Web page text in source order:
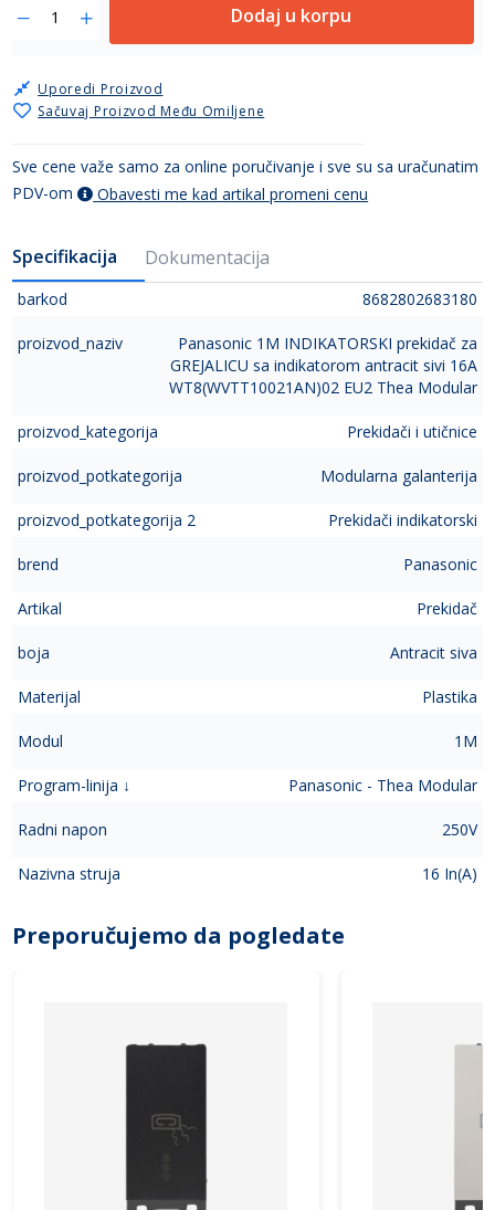
Dodaj u korpu
Sačuvaj Proizvod Među Omiljene
Uporedi Proizvod
Sve cene važe samo za online poručivanje i sve su sa uračunatim
PDV-om
Obavesti me kad artikal promeni cenu
Specifikacija Dokumentacija
barkod 8682802683180
proizvod_naziv
Panasonic 1M INDIKATORSKI prekidač za
GREJALICU sa indikatorom antracit sivi 16A
WT8(WVTT10021AN)02 EU2 Thea Modular
proizvod_kategorija Prekidači i utičnice
proizvod_potkategorija Modularna galanterija
proizvod_potkategorija 2 Prekidači indikatorski
brend Panasonic
Artikal Prekidač
boja Antracit siva
Materijal Plastika
Modul 1M
Program-linija ↓ Panasonic - Thea Modular
Radni napon 250V
Nazivna struja 16 In(A)
Preporučujemo da pogledate